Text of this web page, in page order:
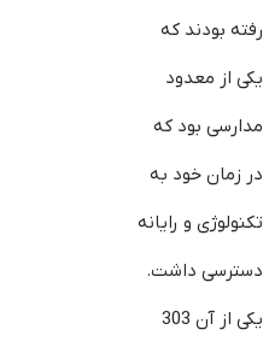
رفته بودند که
یکی از معدود
مدارسی بود که
در زمان خود به
تکنولوژی و رایانه
دسترسی داشت.
یکی از آن 303